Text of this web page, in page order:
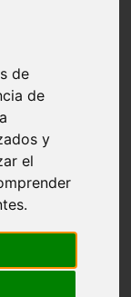
de
de
y
el
y mucho mas